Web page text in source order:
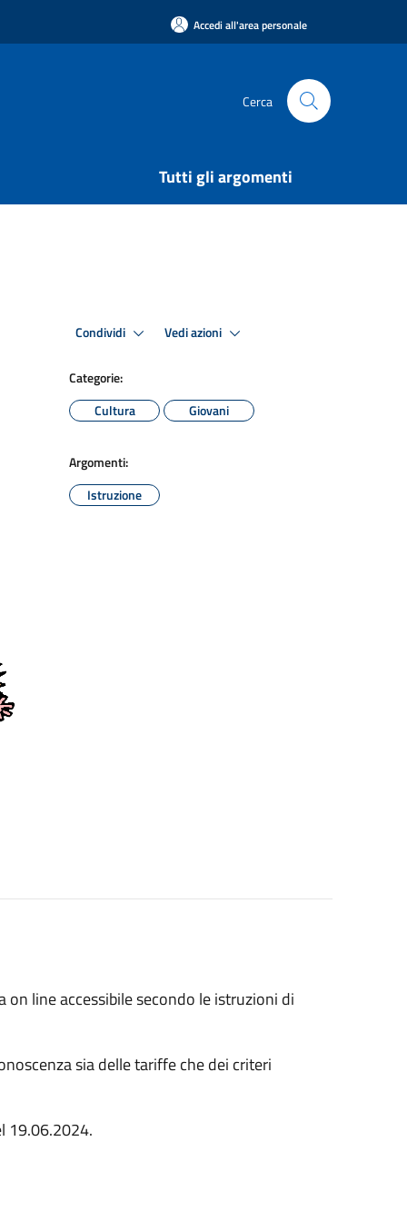
Accedi all'area personale
Cerca
Tutti gli argomenti
Condividi Vedi azioni
Categorie:
Cultura
Giovani
Argomenti:
Istruzione
line accessibile secondo le istruzioni di
sia delle tariffe che dei criteri
19.06.2024.